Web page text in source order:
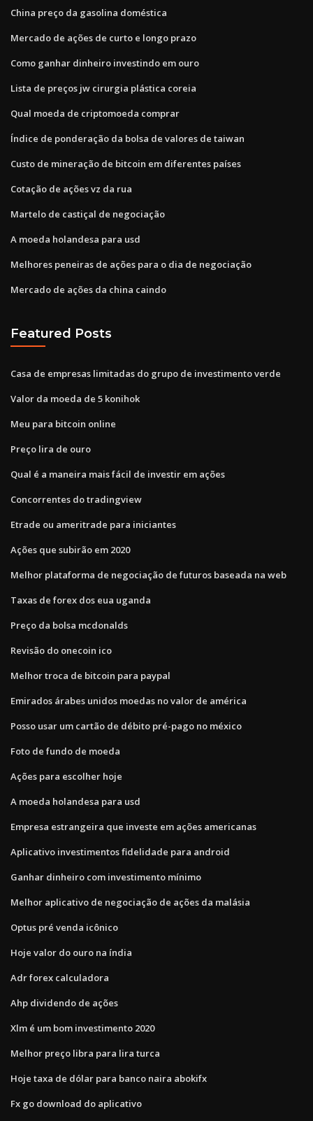
China preço da gasolina doméstica
Mercado de ações de curto e longo prazo
Como ganhar dinheiro investindo em ouro
Lista de preços jw cirurgia plástica coreia
Qual moeda de criptomoeda comprar
Índice de ponderação da bolsa de valores de taiwan
Custo de mineração de bitcoin em diferentes países
Cotação de ações vz da rua
Martelo de castiçal de negociação
A moeda holandesa para usd
Melhores peneiras de ações para o dia de negociação
Mercado de ações da china caindo
Featured Posts
Casa de empresas limitadas do grupo de investimento verde
Valor da moeda de 5 konihok
Meu para bitcoin online
Preço lira de ouro
Qual é a maneira mais fácil de investir em ações
Concorrentes do tradingview
Etrade ou ameritrade para iniciantes
Ações que subirão em 2020
Melhor plataforma de negociação de futuros baseada na web
Taxas de forex dos eua uganda
Preço da bolsa mcdonalds
Revisão do onecoin ico
Melhor troca de bitcoin para paypal
Emirados árabes unidos moedas no valor de américa
Posso usar um cartão de débito pré-pago no méxico
Foto de fundo de moeda
Ações para escolher hoje
A moeda holandesa para usd
Empresa estrangeira que investe em ações americanas
Aplicativo investimentos fidelidade para android
Ganhar dinheiro com investimento mínimo
Melhor aplicativo de negociação de ações da malásia
Optus pré venda icônico
Hoje valor do ouro na índia
Adr forex calculadora
Ahp dividendo de ações
Xlm é um bom investimento 2020
Melhor preço libra para lira turca
Hoje taxa de dólar para banco naira abokifx
Fx go download do aplicativo